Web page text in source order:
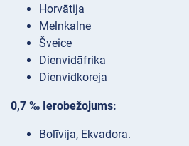
Horvātija
Melnkalne
Šveice
Dienvidāfrika
Dienvidkoreja
0,7 ‰ Ierobežojums:
Bolīvija, Ekvadora.